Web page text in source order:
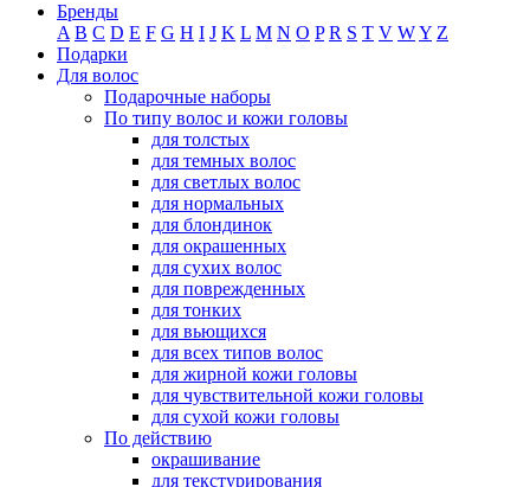
Бренды
A B C D E F G H I J K L M N O P R S T V WY Z
Подарки
Для волос
Подарочные наборы
По типу волос и кожи головы
для толстых
для темных волос
для светлых волос
для нормальных
для блондинок
для окрашенных
для сухих волос
для поврежденных
для тонких
для вьющихся
для всех типов волос
для жирной кожи головы
для чувствительной кожи головы
для сухой кожи головы
По действию
окрашивание
для текстурирования